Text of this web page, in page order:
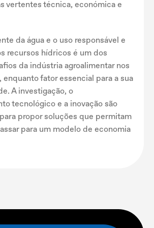
vertentes técnica, económica e
da água e o uso responsável e
recursos hídricos é um dos
da indústria agroalimentar nos
enquanto fator essencial para a sua
A investigação, o
tecnológico e a inovação são
propor soluções que permitam
para um modelo de economia